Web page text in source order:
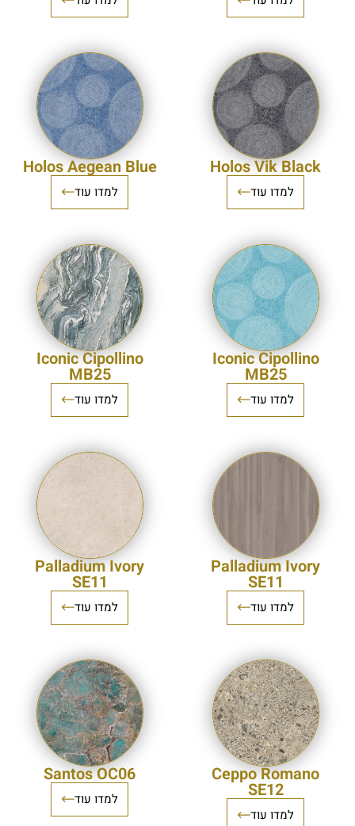
Holos Vik Black
למדו עוד
Holos Aegean Blue
למדו עוד
Iconic Cipollino
MB25
למדו עוד
Iconic Cipollino
MB25
למדו עוד
Palladium Ivory
SE11
למדו עוד
Palladium Ivory
SE11
למדו עוד
Ceppo Romano
SE12
למדו עוד
Santos OC06
למדו עוד